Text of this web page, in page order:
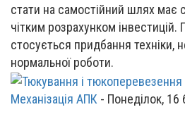
стати на самостійний шлях має
чітким розрахунком інвестицій.
стосується придбання техніки,
нормальної роботи.
Механізація АПК - Понеділок,